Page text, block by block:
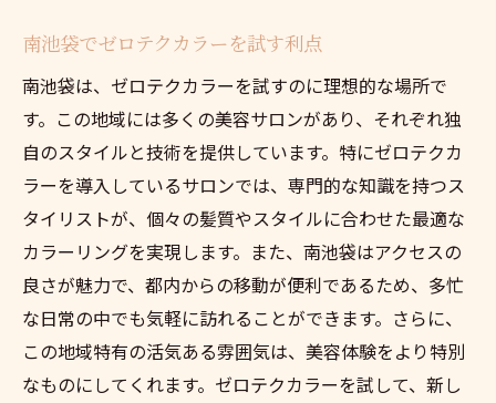
ゼロテクカラーがもたらすエコロジカルな
効果
環境負荷を考慮したカラーリングの重要性
ゼロテクカラーで地球に優しい美を実現
南池袋でエコフレンドリーな美容を楽しむ
方法
ゼロテクカラーがもたらす髪と環境への優しさ
髪に優しいゼロテクカラーの特徴
頭皮と髪を守るゼロテクカラーの成分
ゼロテクカラーが環境に貢献する理由
南池袋でゼロテクカラーを試す利点
南池袋は、ゼロテクカラーを試すのに理想的な場所で
す。この地域には多くの美容サロンがあり、それぞれ独
自のスタイルと技術を提供しています。特にゼロテクカ
ラーを導入しているサロンでは、専門的な知識を持つス
タイリストが、個々の髪質やスタイルに合わせた最適な
カラーリングを実現します。また、南池袋はアクセスの
良さが魅力で、都内からの移動が便利であるため、多忙
な日常の中でも気軽に訪れることができます。さらに、
この地域特有の活気ある雰囲気は、美容体験をより特別
なものにしてくれます。ゼロテクカラーを試して、新し